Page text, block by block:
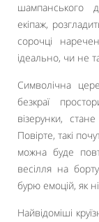
шампанського
екіпаж,
сорочці
ідеально, чи не
Символічна
безкраї
візерунки,
Повірте, такі
можна буде
весілля на
бурю емоцій, як
Найвідоміші